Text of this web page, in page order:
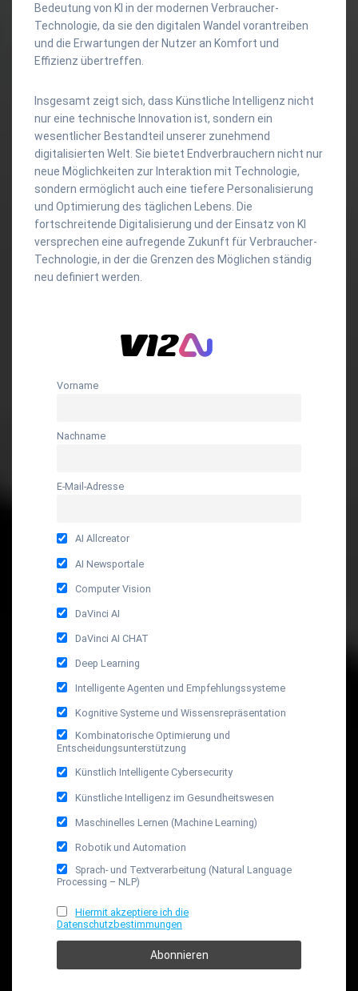
Bedeutung von KI in der modernen Verbraucher-
Technologie, da sie den digitalen Wandel vorantreiben
und die Erwartungen der Nutzer an Komfort und
Effizienz übertreffen.
Insgesamt zeigt sich, dass Künstliche Intelligenz nicht
nur eine technische Innovation ist, sondern ein
wesentlicher Bestandteil unserer zunehmend
digitalisierten Welt. Sie bietet Endverbrauchern nicht nur
neue Möglichkeiten zur Interaktion mit Technologie,
sondern ermöglicht auch eine tiefere Personalisierung
und Optimierung des täglichen Lebens. Die
fortschreitende Digitalisierung und der Einsatz von KI
versprechen eine aufregende Zukunft für Verbraucher-
Technologie, in der die Grenzen des Möglichen ständig
neu definiert werden.
Vorname
Nachname
E-Mail-Adresse
AI Allcreator
AI Newsportale
Computer Vision
DaVinci AI
DaVinci AI CHAT
Deep Learning
Intelligente Agenten und Empfehlungssysteme
Kognitive Systeme und Wissensrepräsentation
Kombinatorische Optimierung und
Entscheidungsunterstützung
Künstlich Intelligente Cybersecurity
Künstliche Intelligenz im Gesundheitswesen
Maschinelles Lernen (Machine Learning)
Robotik und Automation
Sprach- und Textverarbeitung (Natural Language
Processing – NLP)
Hiermit akzeptiere ich die
Datenschutzbestimmungen